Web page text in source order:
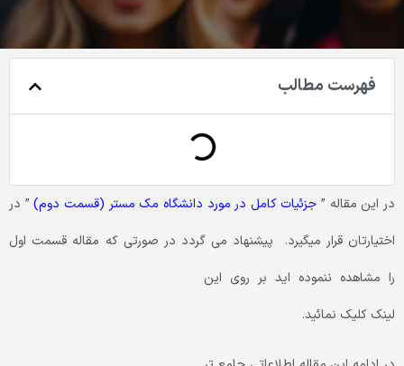
فهرست مطالب
در این مقاله ” جزئیات کامل در مورد دانشگاه مک مستر (قسمت دوم)” در
اختیارتان قرار میگیرد. پیشنهاد می گردد در صورتی که مقاله قسمت اول
را مشاهده ننموده اید بر روی این
لینک کلیک نمائید.